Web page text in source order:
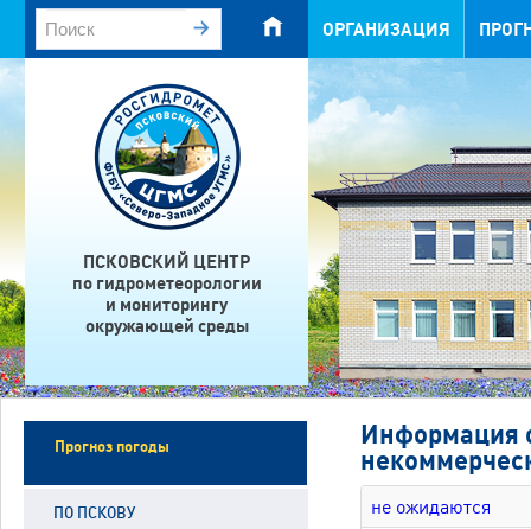
ОРГАНИЗАЦИЯ
ПСКОВСКИЙ ЦЕНТР
по гидрометеорологии
и мониторингу
окружающей среды
Прогноз погоды
ПО ПСКОВУ
Информация
не ожидаются